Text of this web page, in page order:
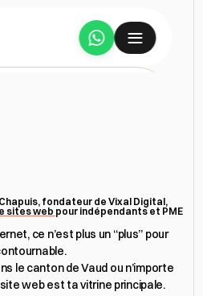
fondateur de Vixal Digital,
sites web pour indépendants et PME
ce n’est plus un “plus” pour
le canton de Vaud ou n’importe
web est ta vitrine principale.